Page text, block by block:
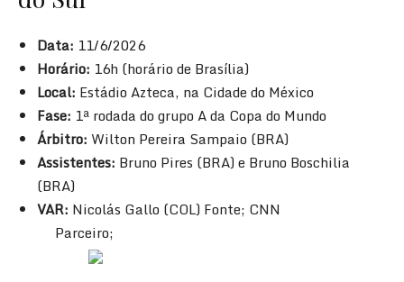
Data: 11/6/2026
Horário: 16h (horário de Brasília)
Local: Estádio Azteca, na Cidade do México
Fase: 1ª rodada do grupo A da Copa do Mundo
Árbitro: Wilton Pereira Sampaio (BRA)
Assistentes: Bruno Pires (BRA) e Bruno Boschilia
(BRA)
VAR: Nicolás Gallo (COL) Fonte; CNN
Parceiro;